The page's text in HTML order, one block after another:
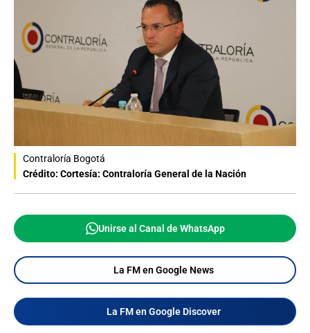
Contraloría Bogotá
Crédito: Cortesía: Contraloría General de la Nación
Unirse al Canal de WhatsApp
La FM en Google News
La FM en Google Discover